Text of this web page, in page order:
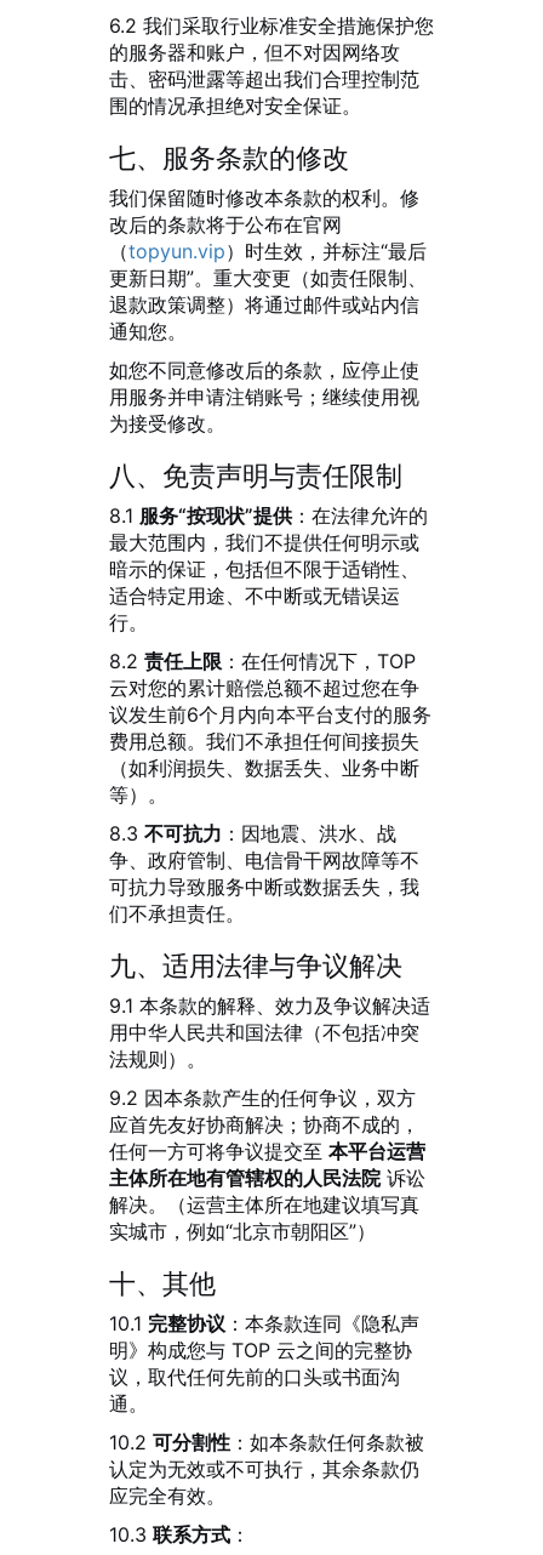
6.2 我们采取行业标准安全措施保护您
的服务器和账户，但不对因网络攻
击、密码泄露等超出我们合理控制范
围的情况承担绝对安全保证。
七、服务条款的修改
我们保留随时修改本条款的权利。修
改后的条款将于公布在官网
（topyun.vip）时生效，并标注“最后
更新日期”。重大变更（如责任限制、
退款政策调整）将通过邮件或站内信
通知您。
如您不同意修改后的条款，应停止使
用服务并申请注销账号；继续使用视
为接受修改。
八、免责声明与责任限制
8.1 服务“按现状”提供：在法律允许的
最大范围内，我们不提供任何明示或
暗示的保证，包括但不限于适销性、
适合特定用途、不中断或无错误运
行。
8.2 责任上限 ：在任何情况下，TOP
云对您的累计赔偿总额不超过您在争
议发生前6个月内向本平台支付的服务
费用总额。我们不承担任何间接损失
（如利润损失、数据丢失、业务中断
等）。
8.3 不可抗力 ：因地震、洪水、战
争、政府管制、电信骨干网故障等不
可抗力导致服务中断或数据丢失，我
们不承担责任。
九、适用法律与争议解决
9.1 本条款的解释、效力及争议解决适
用中华人民共和国法律（不包括冲突
法规则）。
9.2 因本条款产生的任何争议，双方
应首先友好协商解决；协商不成的，
任何一方可将争议提交至 本平台运营
主体所在地有管辖权的人民法院诉讼
解决。（运营主体所在地建议填写真
实城市，例如“北京市朝阳区”）
十、其他
10.1 完整协议 ：本条款连同《隐私声
明》构成您与 TOP 云之间的完整协
议，取代任何先前的口头或书面沟
通。
10.2 可分割性 ：如本条款任何条款被
认定为无效或不可执行，其余条款仍
应完全有效。
10.3 联系方式 ：